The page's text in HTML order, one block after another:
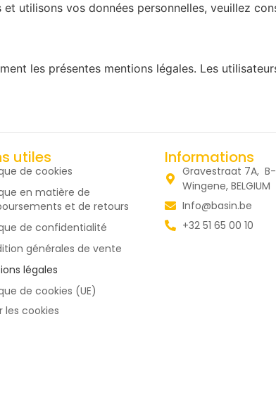
utilisons vos données personnelles, veuillez
les présentes mentions légales. Les
utiles
de cookies
en matière de
et de retours
de confidentialité
générales de vente
légales
de cookies (UE)
les cookies
Informations
Gravestraat 7A,
Wingene, BELGIUM
Info@basin.be
+32 51 65 00 10